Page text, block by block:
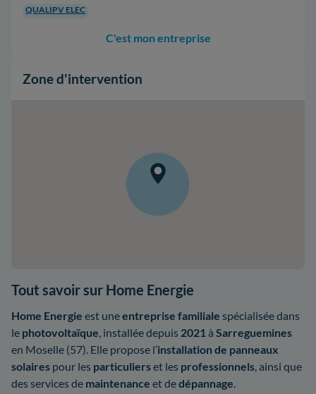
QUALIPV ELEC
C'est mon entreprise
Zone d'intervention
Tout savoir sur Home Energie
Home Energie est uneentreprise familiale spécialisée dans
le photovoltaïque, installée depuis 2021à Sarreguemines
en Moselle (57). Elle propose l’installation de panneaux
solaires pour les particulierset les professionnels, ainsi que
des services de maintenance et dedépannage.